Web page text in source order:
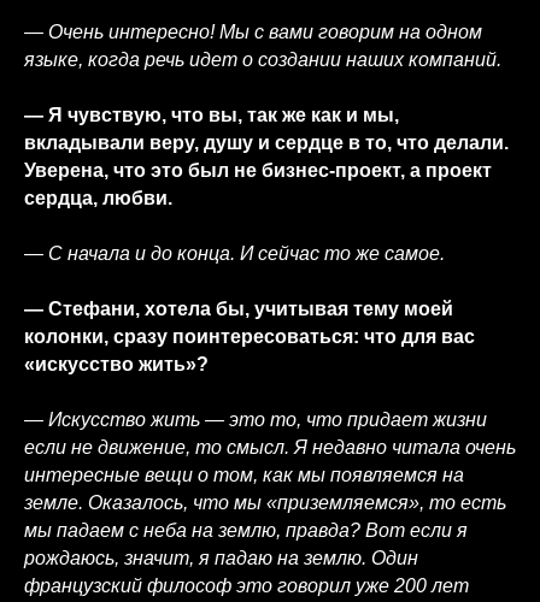
— Очень интересно! Мы с вами говорим на одном
языке, когда речь идет о создании наших компаний.
— Я чувствую, что вы, так же как и мы,
вкладывали веру, душу и сердце в то, что делали.
Уверена, что это был не бизнес-проект, а проект
сердца, любви.
— С начала и до конца. И сейчас то же самое.
— Стефани, хотела бы, учитывая тему моей
колонки, сразу поинтересоваться: что для вас
«искусство жить»?
— Искусство жить — это то, что придает жизни
если не движение, то смысл. Я недавно читала очень
интересные вещи о том, как мы появляемся на
земле. Оказалось, что мы «приземляемся», то есть
мы падаем с неба на землю, правда? Вот если я
рождаюсь, значит, я падаю на землю. Один
французский философ это говорил уже 200 лет